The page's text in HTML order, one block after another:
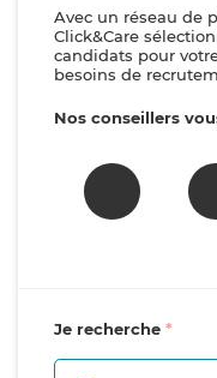
Avec un réseau de
Click&Care
candidats pour
besoins de
Nos conseillers
Je recherche